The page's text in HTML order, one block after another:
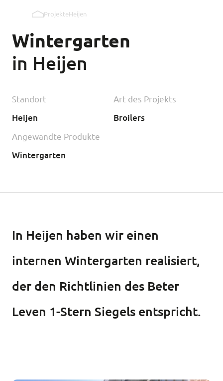
Auslaufklappen Außenwand
ProjekteHeijen
Wintergarten
in Heijen
Standort
Heijen
Art des Projekts
Broilers
Angewandte Produkte
Wintergarten
In Heijen haben wir einen
internen Wintergarten realisiert,
der den Richtlinien des Beter
Leven 1-Stern Siegels entspricht.